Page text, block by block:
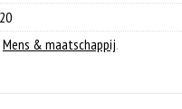
Mens & maatschappij.